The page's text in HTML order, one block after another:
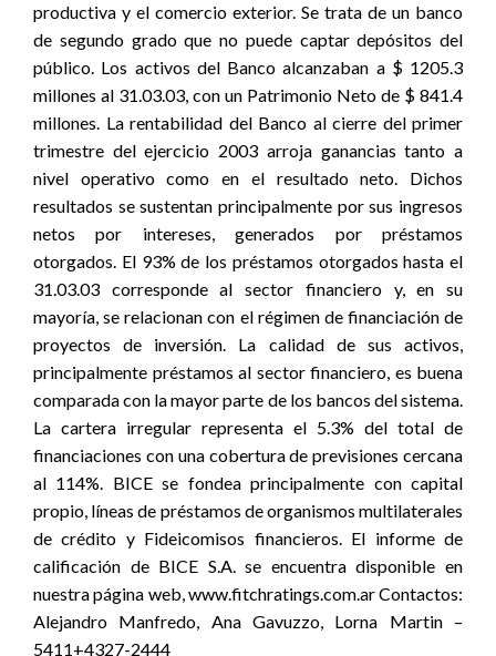
productiva y el comercio exterior. Se trata de un banco
de segundo grado que no puede captar depósitos del
público. Los activos del Banco alcanzaban a $ 1205.3
millones al 31.03.03, con un Patrimonio Neto de $ 841.4
millones. La rentabilidad del Banco al cierre del primer
trimestre del ejercicio 2003 arroja ganancias tanto a
nivel operativo como en el resultado neto. Dichos
resultados se sustentan principalmente por sus ingresos
netos por intereses, generados por préstamos
otorgados. El 93% de los préstamos otorgados hasta el
31.03.03 corresponde al sector financiero y, en su
mayoría, se relacionan con el régimen de financiación de
proyectos de inversión. La calidad de sus activos,
principalmente préstamos al sector financiero, es buena
comparada con la mayor parte de los bancos del sistema.
La cartera irregular representa el 5.3% del total de
financiaciones con una cobertura de previsiones cercana
al 114%. BICE se fondea principalmente con capital
propio, líneas de préstamos de organismos multilaterales
de crédito y Fideicomisos financieros. El informe de
calificación de BICE S.A. se encuentra disponible en
nuestra página web, www.fitchratings.com.ar Contactos:
Alejandro Manfredo, Ana Gavuzzo, Lorna Martin –
5411+4327-2444